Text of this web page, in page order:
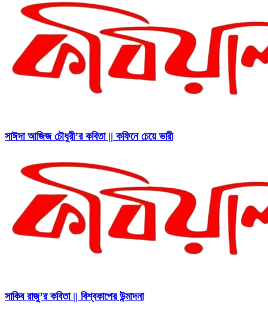
সাঈদা আজিজ চৌধুরী’র কবিতা || কফিনে চেয়ে ভারী
সাকিব রাজু’র কবিতা || বিশ্বকাপের উন্মাদনা